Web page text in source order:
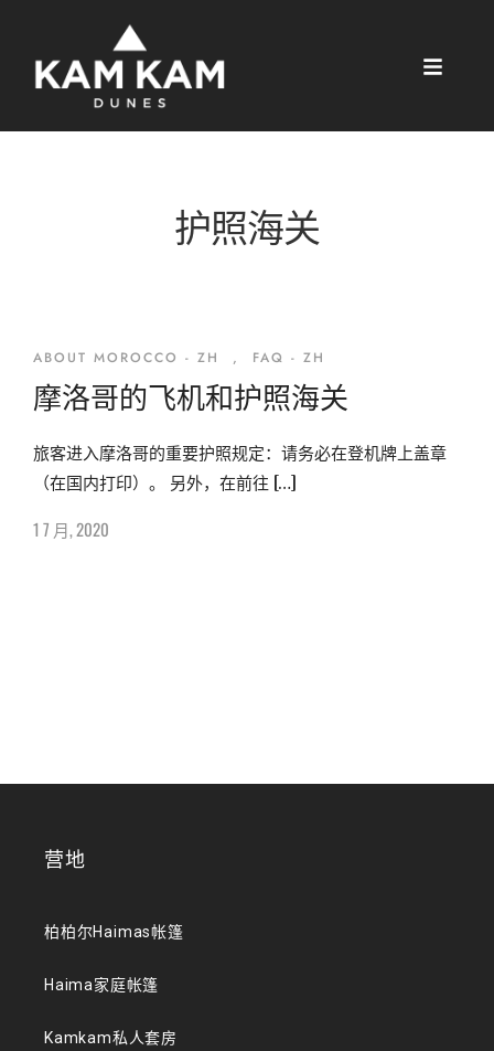
护照海关
ABOUT MOROCCO - ZH , FAQ - ZH
摩洛哥的飞机和护照海关
旅客进入摩洛哥的重要护照规定：请务必在登机牌上盖章
（在国内打印）。 另外，在前往 […]
1 7 月, 2020
营地
柏柏尔Haimas帐篷
Haima家庭帐篷
Kamkam私人套房